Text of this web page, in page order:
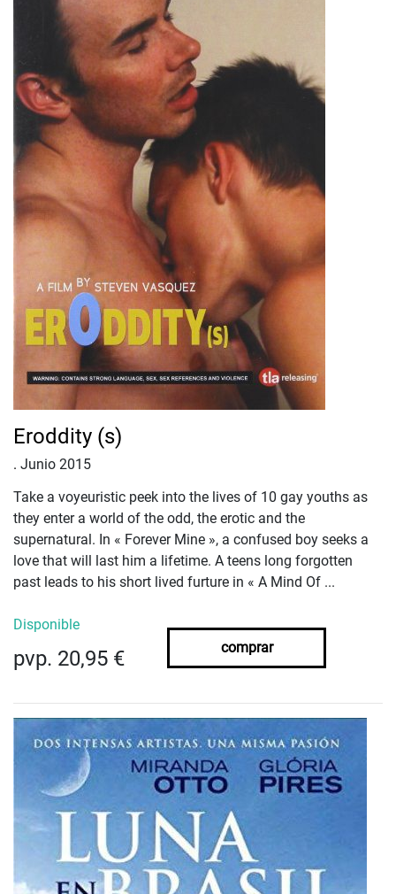
Eroddity (s)
. Junio 2015
Take a voyeuristic peek into the lives of 10 gay youths as
they enter a world of the odd, the erotic and the
supernatural. In « Forever Mine », a confused boy seeks a
love that will last him a lifetime. A teens long forgotten
past leads to his short lived furture in « A Mind Of ...
Disponible
pvp. 20,95 € comprar